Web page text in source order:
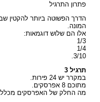
פתרון התרגיל
הדרך הפשוטה ביותר להקטין
המונה.
אלו הם שלוש דוגמאות:
1/3
1/4
3/10.
תרגיל 3
במקרר יש 24 פירות.
מתוכם 8 אפרסקים.
מה החלק של האפרסקים מכלל